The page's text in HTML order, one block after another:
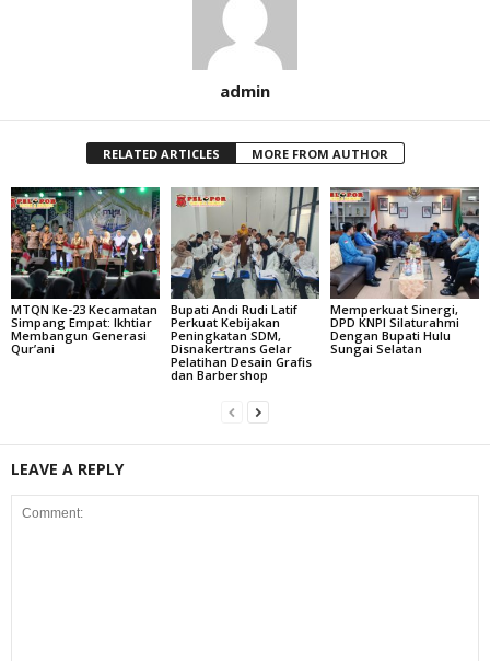
admin
RELATED ARTICLES MORE FROM AUTHOR
MTQN Ke-23 Kecamatan
Simpang Empat: Ikhtiar
Membangun Generasi
Qur’ani
Bupati Andi Rudi Latif
Perkuat Kebijakan
Peningkatan SDM,
Disnakertrans Gelar
Pelatihan Desain Grafis
dan Barbershop
Memperkuat Sinergi,
DPD KNPI Silaturahmi
Dengan Bupati Hulu
Sungai Selatan
LEAVE A REPLY